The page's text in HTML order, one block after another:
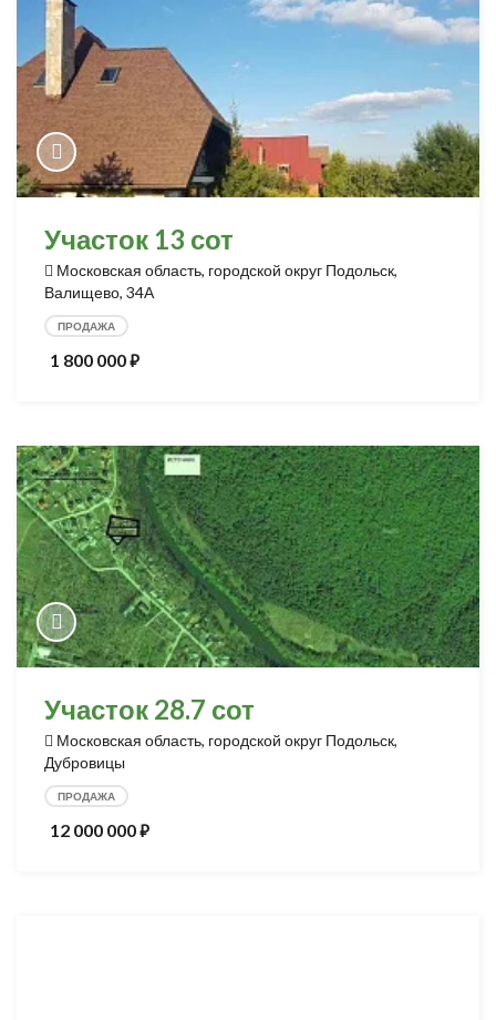
Участок 13 сот
Московская область, городской округ Подольск,
Валищево, 34А
ПРОДАЖА
1 800 000⃏
Участок 28.7 сот
Московская область, городской округ Подольск,
Дубровицы
ПРОДАЖА
12 000 000⃏